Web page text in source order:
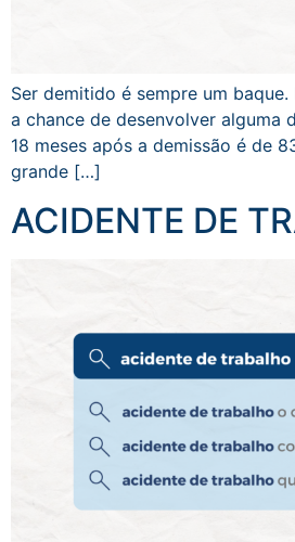
Ser demitido é sempre um
a chance de desenvolver alguma
18 meses após a demissão é de
grande […]
ACIDENTE DE